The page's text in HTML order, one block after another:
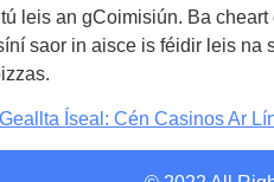
leis an gCoimisiún. Ba
saor in aisce is féidir leis
Íseal: Cén Casinos Ar